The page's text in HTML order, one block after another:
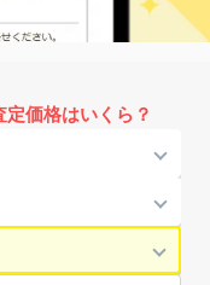
価格はいくら？